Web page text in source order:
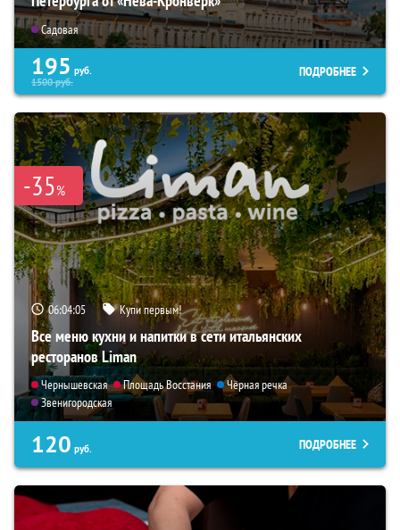
Садовая
195 руб.
1500руб.
ПОДРОБНЕЕ
-35%
06:04:04 Купи первым!
Все меню кухни и напитки в сети итальянских
ресторанов Liman
Чернышевская Площадь Восстания
Чёрная речка
Звенигородская
120 руб. ПОДРОБНЕЕ